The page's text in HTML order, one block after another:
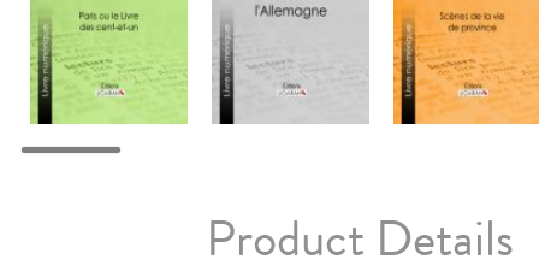
Product Details